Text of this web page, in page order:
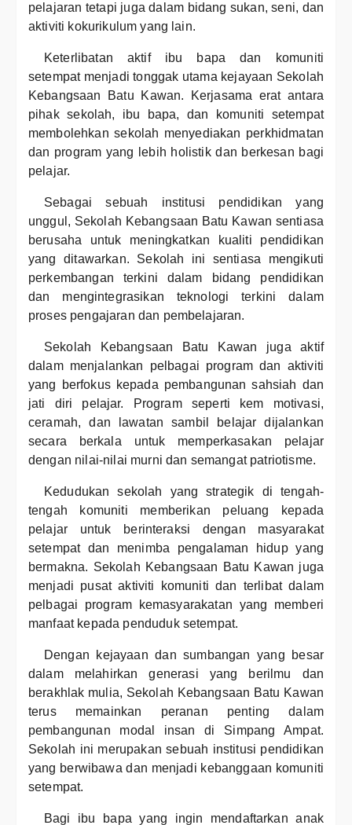
pelajaran tetapi juga dalam bidang sukan, seni, dan
aktiviti kokurikulum yang lain.
Keterlibatan aktif ibu bapa dan komuniti
setempat menjadi tonggak utama kejayaan Sekolah
Kebangsaan Batu Kawan. Kerjasama erat antara
pihak sekolah, ibu bapa, dan komuniti setempat
membolehkan sekolah menyediakan perkhidmatan
dan program yang lebih holistik dan berkesan bagi
pelajar.
Sebagai sebuah institusi pendidikan yang
unggul, Sekolah Kebangsaan Batu Kawan sentiasa
berusaha untuk meningkatkan kualiti pendidikan
yang ditawarkan. Sekolah ini sentiasa mengikuti
perkembangan terkini dalam bidang pendidikan
dan mengintegrasikan teknologi terkini dalam
proses pengajaran dan pembelajaran.
Sekolah Kebangsaan Batu Kawan juga aktif
dalam menjalankan pelbagai program dan aktiviti
yang berfokus kepada pembangunan sahsiah dan
jati diri pelajar. Program seperti kem motivasi,
ceramah, dan lawatan sambil belajar dijalankan
secara berkala untuk memperkasakan pelajar
dengan nilai-nilai murni dan semangat patriotisme.
Kedudukan sekolah yang strategik di tengah-
tengah komuniti memberikan peluang kepada
pelajar untuk berinteraksi dengan masyarakat
setempat dan menimba pengalaman hidup yang
bermakna. Sekolah Kebangsaan Batu Kawan juga
menjadi pusat aktiviti komuniti dan terlibat dalam
pelbagai program kemasyarakatan yang memberi
manfaat kepada penduduk setempat.
Dengan kejayaan dan sumbangan yang besar
dalam melahirkan generasi yang berilmu dan
berakhlak mulia, Sekolah Kebangsaan Batu Kawan
terus memainkan peranan penting dalam
pembangunan modal insan di Simpang Ampat.
Sekolah ini merupakan sebuah institusi pendidikan
yang berwibawa dan menjadi kebanggaan komuniti
setempat.
Bagi ibu bapa yang ingin mendaftarkan anak